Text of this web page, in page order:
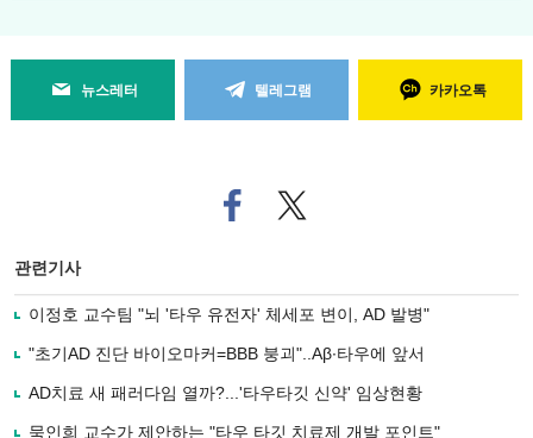
뉴스레터 텔레그램 카카오톡
페
이
로
기
사
유
트위
터로
관련기사
이정호 교수팀 "뇌 '타우 유전자' 체세포 변이, AD 발병"
"초기AD 진단 바이오마커=BBB 붕괴"..Aβ∙타우에 앞서
AD치료 새 패러다임 열까?...'타우타깃 신약' 임상현황
묵인희 교수가 제안하는 "타우 타깃 치료제 개발 포인트"